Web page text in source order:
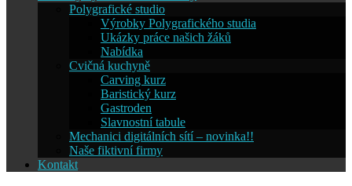
Polygrafické studio
Výrobky Polygrafického studia
Ukázky práce našich žáků
Nabídka
Cvičná kuchyně
Carving kurz
Baristický kurz
Gastroden
Slavnostní tabule
Mechanici digitálních sítí – novinka!!
Naše fiktivní firmy
Kontakt